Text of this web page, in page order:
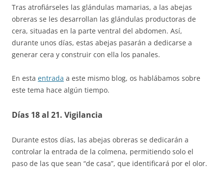
Tras atrofiárseles las glándulas mamarias, a las abejas
obreras se les desarrollan las glándulas productoras de
cera, situadas en la parte ventral del abdomen. Así,
durante unos días, estas abejas pasarán a dedicarse a
generar cera y construir con ella los panales.
En esta entrada a este mismo blog, os hablábamos sobre
este tema hace algún tiempo.
Días 18 al 21. Vigilancia
Durante estos días, las abejas obreras se dedicarán a
controlar la entrada de la colmena, permitiendo solo el
paso de las que sean “de casa”, que identificará por el olor.